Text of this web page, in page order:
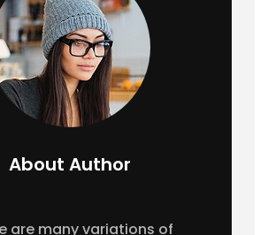
About Author
are many variations of